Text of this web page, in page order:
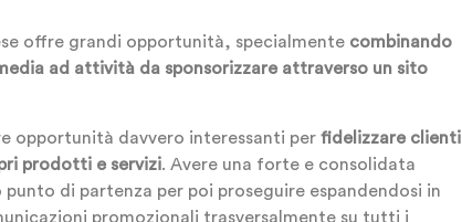
offre grandi opportunità, specialmente combinando
ad attività da sponsorizzare attraverso un sito
opportunità davvero interessanti per fidelizzare clienti
prodotti e servizi. Avere una forte e consolidata
di partenza per poi proseguire espandendosi in
promozionali trasversalmente su tutti i